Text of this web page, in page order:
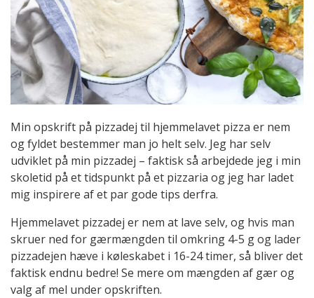
Min opskrift på pizzadej til hjemmelavet pizza er nem
og fyldet bestemmer man jo helt selv. Jeg har selv
udviklet på min pizzadej – faktisk så arbejdede jeg i min
skoletid på et tidspunkt på et pizzaria og jeg har ladet
mig inspirere af et par gode tips derfra.
Hjemmelavet pizzadej er nem at lave selv, og hvis man
skruer ned for gærmængden til omkring 4-5 g og lader
pizzadejen hæve i køleskabet i 16-24 timer, så bliver det
faktisk endnu bedre! Se mere om mængden af gær og
valg af mel under opskriften.